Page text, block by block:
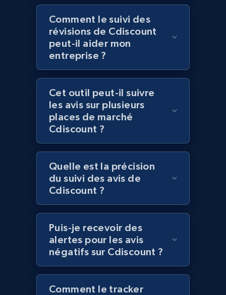
products using specified keywords
URL, Product id, Title, Images, Final price,
Currency, Discount, Initial price, and more.
1.1K+ 149+
Lazada - Products
URL, Title, Rating, Reviews, Initial price, Final
price, Currency, Stock, and more.
991+ 165+ Commencer
Lazada - Products - Discover products by
keyword
URL, Title, Rating, Reviews, Initial price, Final
price, Currency, Stock, and more.
Comment le suivi des
révisions de Cdiscount
peut-il aider mon
entreprise ?
Cet outil peut-il suivre
les avis sur plusieurs
places de marché
Cdiscount ?
Quelle est la précision
du suivi des avis de
Cdiscount ?
Puis-je recevoir des
alertes pour les avis
négatifs sur Cdiscount ?
Comment le tracker